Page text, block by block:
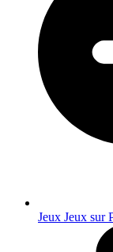
Jeux Jeux sur